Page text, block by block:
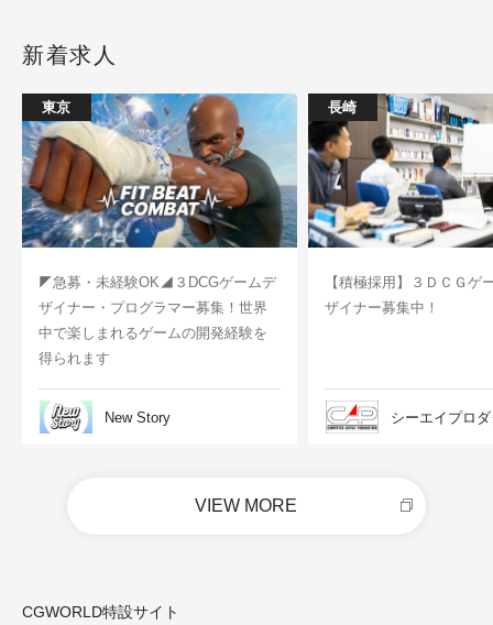
新着求人
東京
◤急募・未経験OK◢３DCGゲームデ
ザイナー・プログラマー募集！世界
中で楽しまれるゲームの開発経験を
得られます
New Story
長崎
【積極採用】３ＤＣＧゲ
ザイナー募集中！
シーエイプロ
VIEW MORE
CGWORLD特設サイト